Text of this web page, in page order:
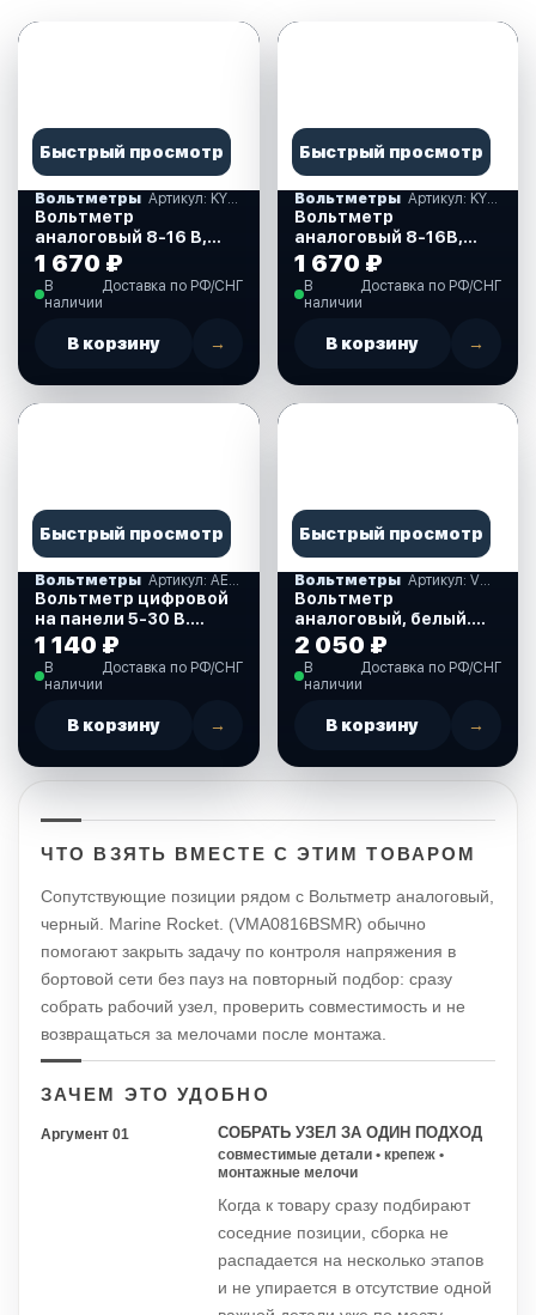
Быстрый просмотр
Вольтметры Артикул: KY13000
Вольтметр
аналоговый 8-16 В,
черный циферблат,
нержавеющий ободок,
д. 52 мм. (KY13000)
1 670 ₽
В
наличии
Доставка по РФ/СНГ
В корзину →
Быстрый просмотр
Вольтметры Артикул: KY13100
Вольтметр
аналоговый 8-16В,
белый циферблат
нержавеющий ободок,
д.52 мм. (KY13100)
1 670 ₽
В
наличии
Доставка по РФ/СНГ
В корзину →
Быстрый просмотр
Вольтметры Артикул: AES1118SV110
Вольтметр цифровой
на панели 5-30 B.
(AES1118SV110)
1 140 ₽
В
наличии
Доставка по РФ/СНГ
В корзину →
Быстрый просмотр
Вольтметры Артикул: VMA0816WSMR
Вольтметр
аналоговый, белый.
Marine Rocket.
(VMA0816WSMR)
2 050 ₽
В
наличии
Доставка по РФ/СНГ
В корзину →
ЧТО ВЗЯТЬ ВМЕСТЕ С ЭТИМ ТОВАРОМ
Сопутствующие позиции рядом с Вольтметр аналоговый,
черный. Marine Rocket. (VMA0816BSMR) обычно
помогают закрыть задачу по контроля напряжения в
бортовой сети без пауз на повторный подбор: сразу
собрать рабочий узел, проверить совместимость и не
возвращаться за мелочами после монтажа.
ЗАЧЕМ ЭТО УДОБНО
Аргумент 01 СОБРАТЬ УЗЕЛ ЗА ОДИН ПОДХОД
совместимые детали • крепеж •
монтажные мелочи
Когда к товару сразу подбирают
соседние позиции, сборка не
распадается на несколько этапов
и не упирается в отсутствие одной